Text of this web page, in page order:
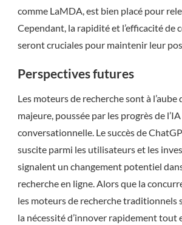
comme LaMDA, est bien placé pour
Cependant, la rapidité et l’efficacité de
seront cruciales pour maintenir leur
Perspectives futures
Les moteurs de recherche sont à l’aube
majeure, poussée par les progrès de l’IA
conversationnelle. Le succès de
suscite parmi les utilisateurs et les
signalent un changement potentiel
recherche en ligne. Alors que la
les moteurs de recherche traditionnels
la nécessité d’innover rapidement tout